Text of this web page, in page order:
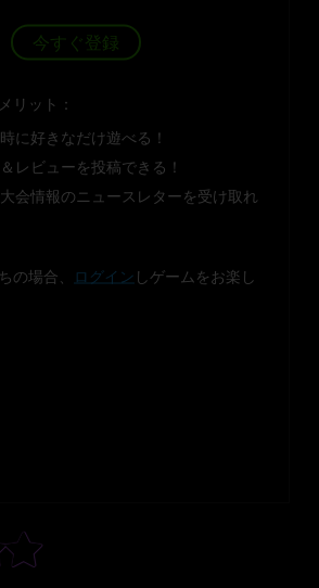
今すぐ登録
リット：
に好きなだけ遊べる！
レビューを投稿できる！
会情報のニュースレターを受け取れ
の場合、 ログイン しゲームをお楽し